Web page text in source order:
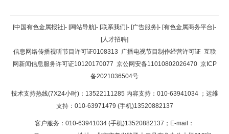
返回顶部
返回首页
[中国有色金属报社]- [网站导航]- [联系我们]- [广告服务]- [有色金属商务平台]-
[人才招聘]
信息网络传播视听节目许可证0108313 广播电视节目制作经营许可证 互联
网新闻信息服务许可证10120170077 京公网安备11010802026470 京ICP
备2021036504号
技术支持热线(7X24小时)：13522111285 内容支持：010-63941034 ；运维
支持：010-63971479 (手机)13520882137
客户服务：010-63941034 (手机)13520882137；E-mail：